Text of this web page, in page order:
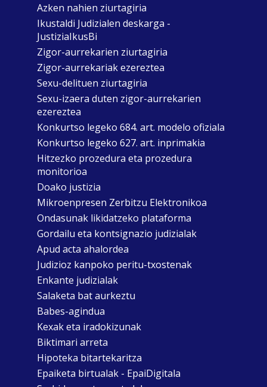
Azken nahien ziurtagiria
Ikustaldi Judizialen deskarga -
JustiziaIkusBi
Zigor-aurrekarien ziurtagiria
Zigor-aurrekariak ezereztea
Sexu-delituen ziurtagiria
Sexu-izaera duten zigor-aurrekarien
ezereztea
Konkurtso legeko 684. art. modelo ofiziala
Konkurtso legeko 627. art. inprimakia
Hitzezko prozedura eta prozedura
monitorioa
Doako justizia
Mikroenpresen Zerbitzu Elektronikoa
Ondasunak likidatzeko plataforma
Gordailu eta kontsignazio judizialak
Apud acta ahalordea
Judizioz kanpoko peritu-txostenak
Enkante judizialak
Salaketa bat aurkeztu
Babes-agindua
Kexak eta iradokizunak
Biktimari arreta
Hipoteka bitartekaritza
Epaiketa birtualak - EpaiDigitala